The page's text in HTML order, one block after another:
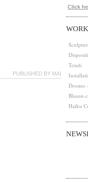
PUBLISHED BY MAI
Click
Tondi
Dessins
Blason-
Haïku